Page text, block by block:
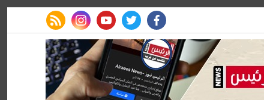
facebook
twitter
youtube
instagram
rss feed